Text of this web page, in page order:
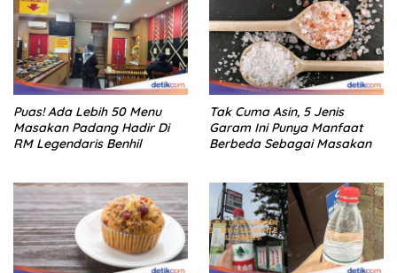
Puas! Ada Lebih 50 Menu
Masakan Padang Hadir Di
RM Legendaris Benhil
Tak Cuma Asin, 5 Jenis
Garam Ini Punya Manfaat
Berbeda Sebagai Masakan